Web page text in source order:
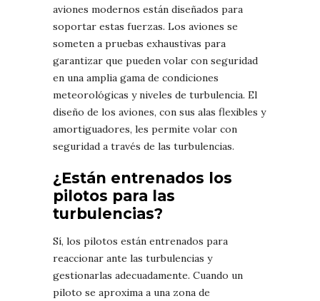
aviones modernos están diseñados para
soportar estas fuerzas. Los aviones se
someten a pruebas exhaustivas para
garantizar que pueden volar con seguridad
en una amplia gama de condiciones
meteorológicas y niveles de turbulencia. El
diseño de los aviones, con sus alas flexibles y
amortiguadores, les permite volar con
seguridad a través de las turbulencias.
¿Están entrenados los
pilotos para las
turbulencias?
Sí, los pilotos están entrenados para
reaccionar ante las turbulencias y
gestionarlas adecuadamente. Cuando un
piloto se aproxima a una zona de